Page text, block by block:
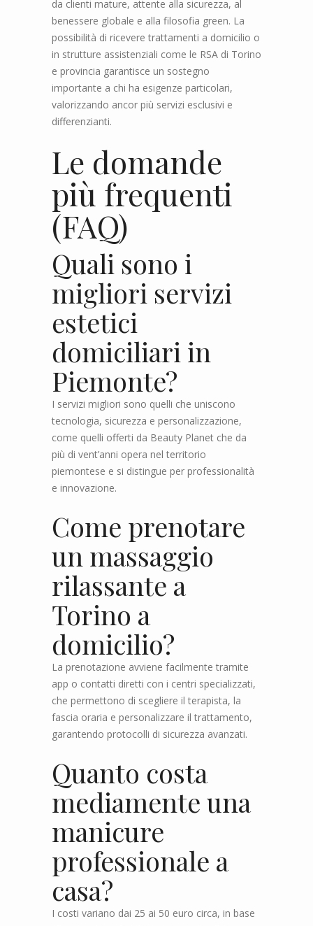
da clienti mature, attente alla sicurezza, al
benessere globale e alla filosofia green. La
possibilità di ricevere trattamenti a domicilio o
in strutture assistenziali come le RSA di Torino
e provincia garantisce un sostegno
importante a chi ha esigenze particolari,
valorizzando ancor più servizi esclusivi e
differenzianti.
Le domande
più frequenti
(FAQ)
Quali sono i
migliori servizi
estetici
domiciliari in
Piemonte?
I servizi migliori sono quelli che uniscono
tecnologia, sicurezza e personalizzazione,
come quelli offerti da Beauty Planet che da
più di vent’anni opera nel territorio
piemontese e si distingue per professionalità
e innovazione.
Come prenotare
un massaggio
rilassante a
Torino a
domicilio?
La prenotazione avviene facilmente tramite
app o contatti diretti con i centri specializzati,
che permettono di scegliere il terapista, la
fascia oraria e personalizzare il trattamento,
garantendo protocolli di sicurezza avanzati.
Quanto costa
mediamente una
manicure
professionale a
casa?
I costi variano dai 25 ai 50 euro circa, in base